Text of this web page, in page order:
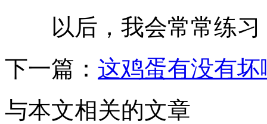
以后，我会常常练习
下一篇： 这鸡蛋有没有坏
与本文相关的文章